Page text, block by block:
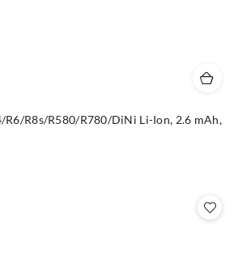
R6/R8s/R580/R780/DiNi Li-Ion, 2.6 mAh,